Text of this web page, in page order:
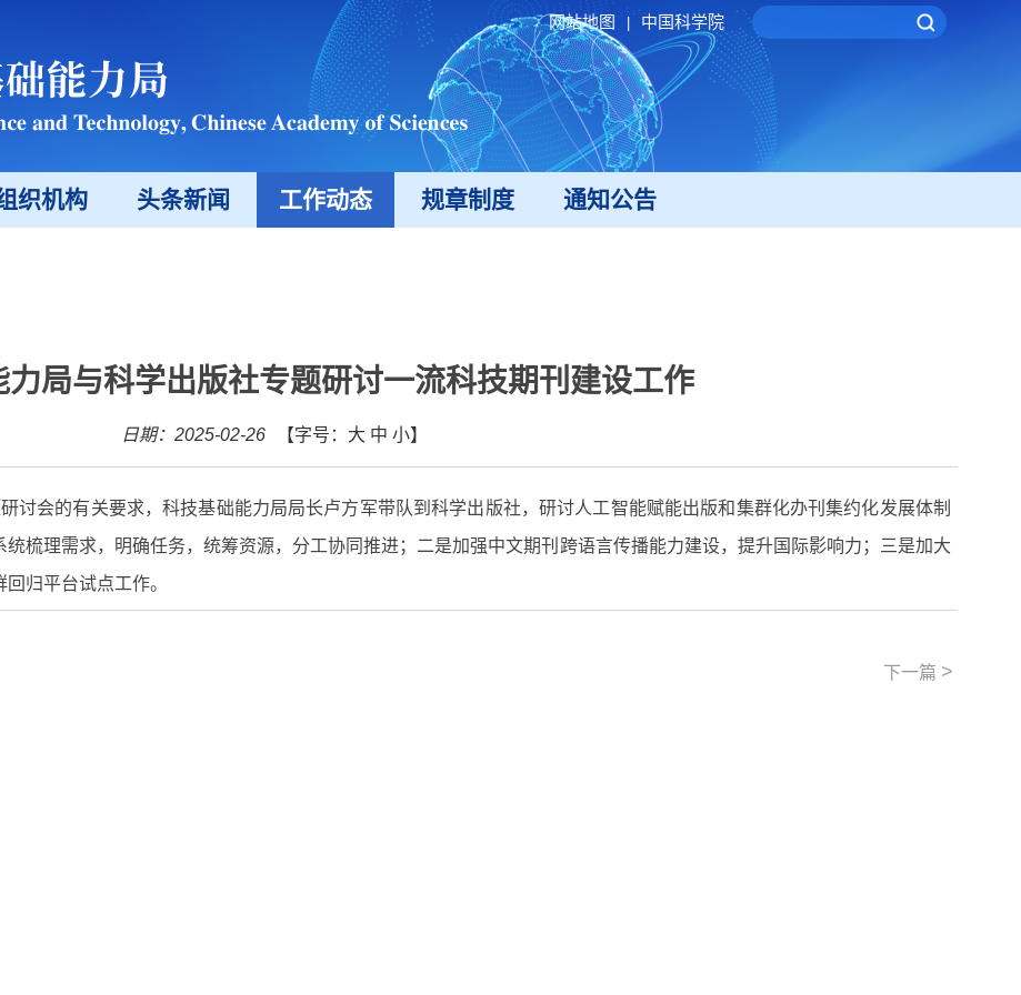
网站地图 中国科学院
织机构 头条新闻 工作动态 规章制度 通知公告
力局与科学出版社专题研讨一流科技期刊建设工作
日期：2025-02-26 【字号： 大 中 小】
讨会的有关要求，科技基础能力局局长卢方军带队到科学出版社，研讨人工智能赋能出版和集群化办刊集约化发展体制
统梳理需求，明确任务，统筹资源，分工协同推进；二是加强中文期刊跨语言传播能力建设，提升国际影响力；三是加大
归平台试点工作。
下一篇 >